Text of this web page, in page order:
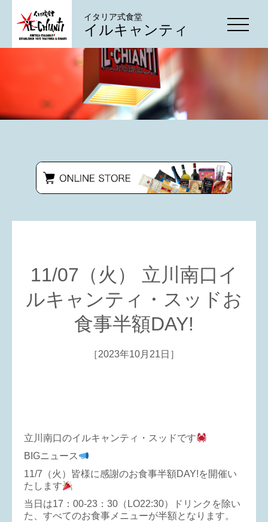
イタリア式食堂
イルキャンティ
11/07（火） 立川南口イ
ルキャンティ・スッドお
食事半額DAY!
［2023年10月21日］
立川南口のイルキャンティ・スッドです
BIGニュース
11/7（火）皆様に感謝のお食事半額DAY!を開催い
たします
当日は17：00-23：30（LO22:30）ドリンクを除い
た、すべてのお食事メニューが半額となります。